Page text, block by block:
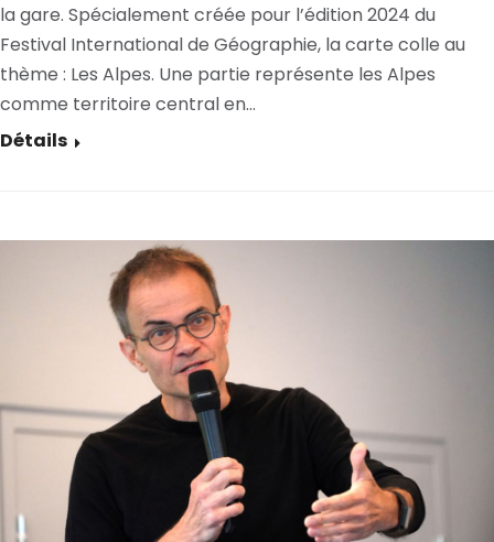
la gare. Spécialement créée pour l’édition 2024 du
Festival International de Géographie, la carte colle au
thème : Les Alpes. Une partie représente les Alpes
comme territoire central en…
Détails